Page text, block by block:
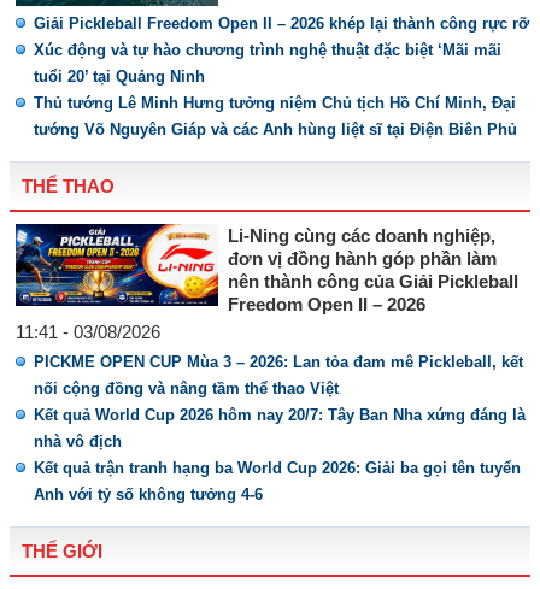
Giải Pickleball Freedom Open II – 2026 khép lại thành công rực rỡ
Xúc động và tự hào chương trình nghệ thuật đặc biệt ‘Mãi mãi
tuổi 20’ tại Quảng Ninh
Thủ tướng Lê Minh Hưng tưởng niệm Chủ tịch Hồ Chí Minh, Đại
tướng Võ Nguyên Giáp và các Anh hùng liệt sĩ tại Điện Biên Phủ
THỂ THAO
Li-Ning cùng các doanh nghiệp,
đơn vị đồng hành góp phần làm
nên thành công của Giải Pickleball
Freedom Open II – 2026
11:41 - 03/08/2026
PICKME OPEN CUP Mùa 3 – 2026: Lan tỏa đam mê Pickleball, kết
nối cộng đồng và nâng tầm thể thao Việt
Kết quả World Cup 2026 hôm nay 20/7: Tây Ban Nha xứng đáng là
nhà vô địch
Kết quả trận tranh hạng ba World Cup 2026: Giải ba gọi tên tuyển
Anh với tỷ số không tưởng 4-6
THẾ GIỚI